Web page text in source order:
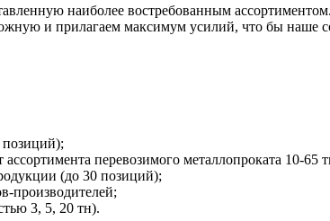
наиболее востребованным
и прилагаем максимум усилий, что бы наше
перевозимого металлопроката 10-65
(до 30 позиций);
производителей;
3, 5, 20 тн).